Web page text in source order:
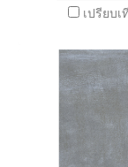
เปรียบเ